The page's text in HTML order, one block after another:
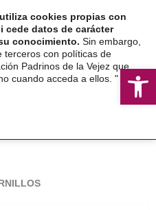
cookies propias con
cede datos de carácter
conocimiento. Sin embargo,
terceros con políticas de
Padrinos de la Vejez que
cuando acceda a ellos. "
Más